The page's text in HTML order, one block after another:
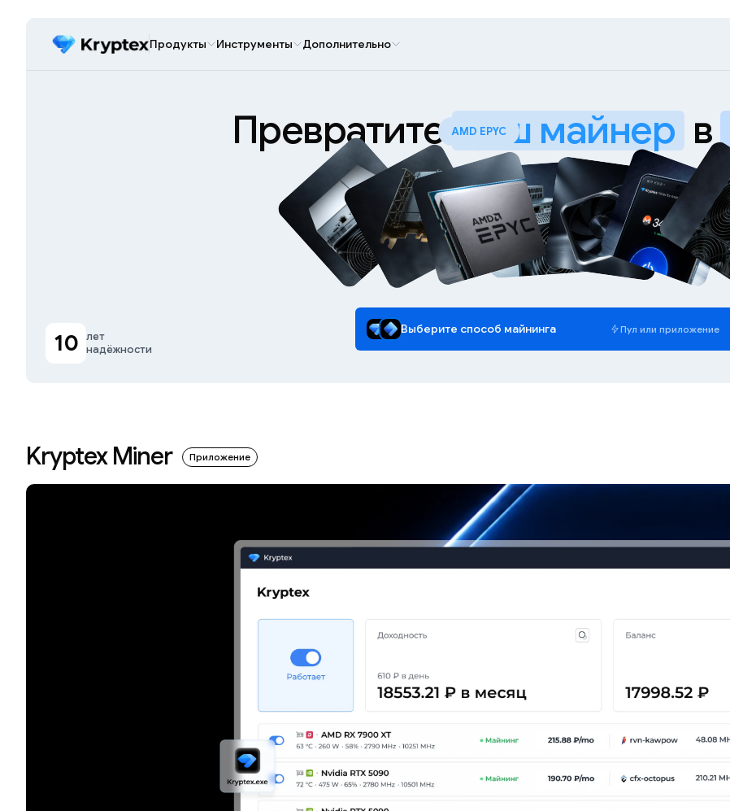
Продукты Инструменты Дополнительно
Превратите ваш майнер в
Выберите способ майнинга Пул или приложение
10 лет
надёжности
WhatsMiner M70
Kryptex Miner Приложение